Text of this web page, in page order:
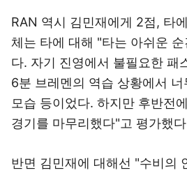
RAN 역시 김민재에게 2점, 타
체는 타에 대해 "타는 아쉬운
다. 자기 진영에서 불필요한 패
6분 브레멘의 역습 상황에서
모습 등이었다. 하지만 후반전
경기를 마무리했다"고 평가했
반면 김민재에 대해선 "수비의